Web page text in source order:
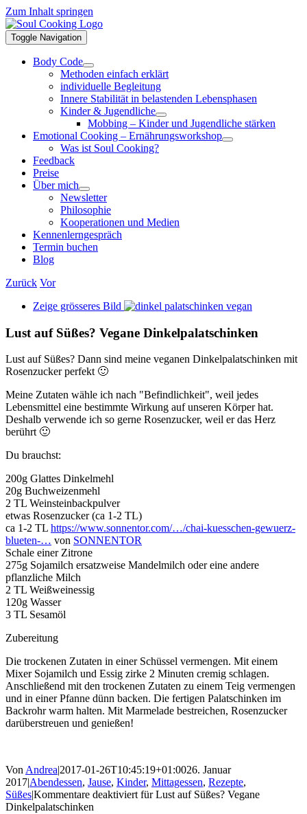
Zum Inhalt springen
Toggle Navigation
Body Code
Methoden einfach erklärt
individuelle Begleitung
Innere Stabilität in belastenden Lebensphasen
Kinder & Jugendliche
Mobbing – Kinder und Jugendliche stärken
Emotional Cooking – Ernährungsworkshop
Was ist Soul Cooking?
Feedback
Preise
Über mich
Newsletter
Philosophie
Kooperationen und Medien
Kennenlerngespräch
Termin buchen
Blog
Zurück Vor
Zeige grösseres Bild
Lust auf Süßes? Vegane Dinkelpalatschinken
Lust auf Süßes? Dann sind meine veganen Dinkelpalatschinken mit
Rosenzucker perfekt 🙂
Meine Zutaten wähle ich nach "Befindlichkeit", weil jedes
Lebensmittel eine bestimmte Wirkung auf unseren Körper hat.
Deshalb verwende ich so gerne Rosenzucker, weil er das Herz
berührt 🙂
Du brauchst:
200g Glattes Dinkelmehl
20g Buchweizenmehl
2 TL Weinsteinbackpulver
etwas Rosenzucker (ca 1-2 TL)
ca 1-2 TL https://www.sonnentor.com/…/chai-kuesschen-gewuerz-
blueten-… von SONNENTOR
Schale einer Zitrone
275g Sojamilch ersatzweise Mandelmilch oder eine andere
pflanzliche Milch
2 TL Weißweinessig
120g Wasser
3 TL Sesamöl
Zubereitung
Die trockenen Zutaten in einer Schüssel vermengen. Mit einem
Mixer Sojamilch und Essig zirke 2 Minuten cremig schlagen.
Anschließend mit den trockenen Zutaten zu einem Teig vermengen
und in einer Pfanne dünn backen. Die fertigen Palatschinken im
Backrohr warm halten. Mit Marmelade bestreichen, Rosenzucker
darüberstreuen und genießen!
VonAndrea|2017-01-26T10:45:19+01:0026. Januar
2017|Abendessen, Jause, Kinder, Mittagessen, Rezepte,
Süßes|Kommentare deaktiviertfür Lust auf Süßes? Vegane
Dinkelpalatschinken